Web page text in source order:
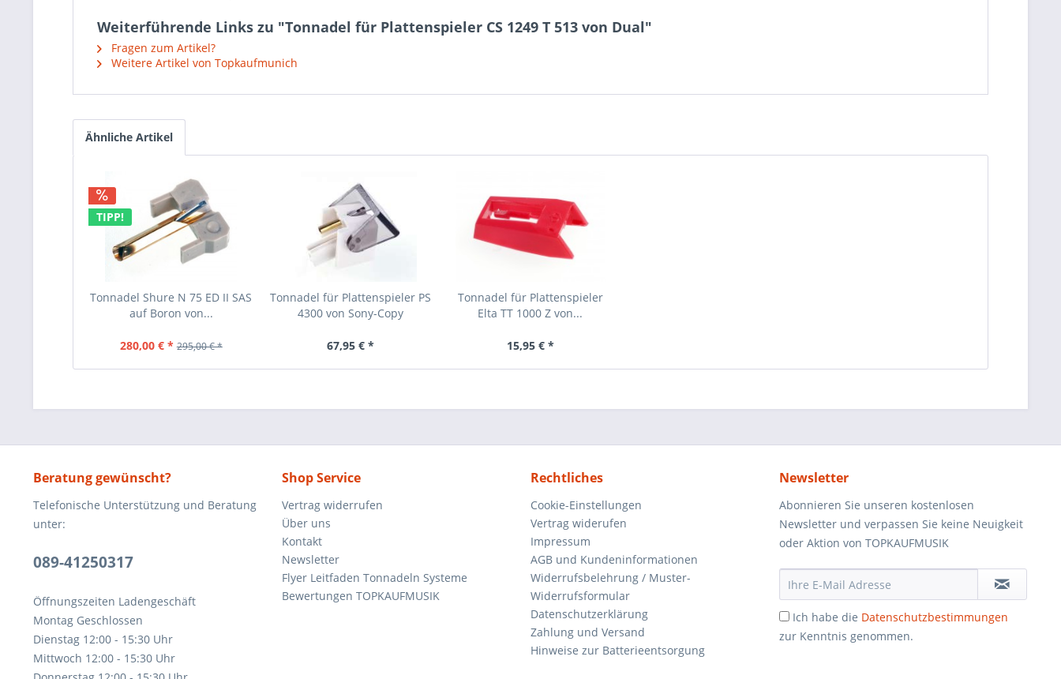
Weiterführende Links zu "Tonnadel für Plattenspieler CS 1249 T 513 von Dual"
Fragen zum Artikel?
Weitere Artikel von Topkaufmunich
Ähnliche Artikel
TIPP!
Tonnadel Shure N 75 ED II SAS
auf Boron von...
280,00 € * 295,00 € *
Tonnadel für Plattenspieler PS
4300 von Sony-Copy
67,95 € *
Tonnadel für Plattenspieler
Elta TT 1000 Z von...
15,95 € *
Beratung gewünscht?
Telefonische Unterstützung und Beratung
unter:
089-41250317
Öffnungszeiten Ladengeschäft
Montag Geschlossen
Dienstag 12:00 - 15:30 Uhr
Mittwoch 12:00 - 15:30 Uhr
Shop Service
Vertrag widerrufen
Über uns
Kontakt
Newsletter
Flyer Leitfaden Tonnadeln Systeme
Bewertungen TOPKAUFMUSIK
Rechtliches
Cookie-Einstellungen
Vertrag widerufen
Impressum
AGB und Kundeninformationen
Widerrufsbelehrung / Muster-
Widerrufsformular
Datenschutzerklärung
Zahlung und Versand
Hinweise zur Batterieentsorgung
Newsletter
Abonnieren Sie unseren kostenlosen
Newsletter und verpassen Sie keine Neuigkeit
oder Aktion von TOPKAUFMUSIK
Ich habe die Datenschutzbestimmungen
zur Kenntnis genommen.